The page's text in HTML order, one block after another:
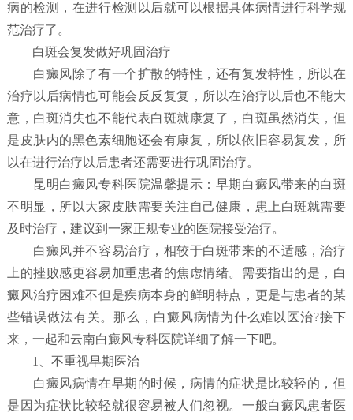
病的检测，在进行检测以后就可以根据具体病情进行科学规
范治疗了。
白斑会复发做好巩固治疗
白癜风除了有一个扩散的特性，还有复发特性，所以在
治疗以后病情也可能会反反复复，所以在治疗以后也不能大
意，白斑消失也不能代表白斑就康复了，白斑虽然消失，但
是皮肤内的黑色素细胞还会有康复，所以依旧容易复发，所
以在进行治疗以后患者还需要进行巩固治疗。
昆明白癜风专科医院温馨提示：早期白癜风带来的白斑
不明显，所以大家皮肤需要关注自己健康，患上白斑就需要
及时治疗，建议到一家正规专业的医院接受治疗。
白癜风并不容易治疗，相较于白斑带来的不适感，治疗
上的挫败感更容易加重患者的焦虑情绪。需要指出的是，白
癜风治疗困难不但是疾病本身的鲜明特点，更是与患者的某
些错误做法有关。那么，白癜风病情为什么难以医治?接下
来，一起和云南白癜风专科医院详细了解一下吧。
1、不重视早期医治
白癜风病情在早期的时候，病情的症状是比较轻的，但
是因为症状比较轻就很容易被人们忽视。一般白癜风患者医